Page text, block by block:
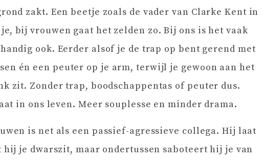
zakt. Een beetje zoals de vader van Clarke Kent in
bij vrouwen gaat het zelden zo. Bij ons is het vaak
ook. Eerder alsof je de trap op bent gerend met
én een peuter op je arm, terwijl je gewoon aan het
zit. Zonder trap, boodschappentas of peuter dus.
in ons leven. Meer souplesse en minder drama.
is net als een passief-agressieve collega. Hij laat
je dwarszit, maar ondertussen saboteert hij je van